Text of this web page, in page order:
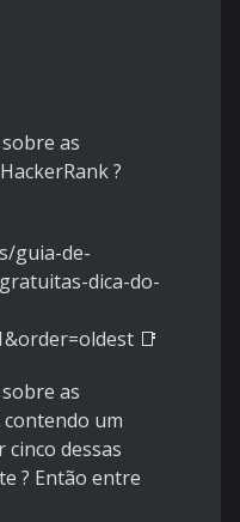
as
?
guia-de-
dica-do-
📑
as
um
dessas
? Então entre